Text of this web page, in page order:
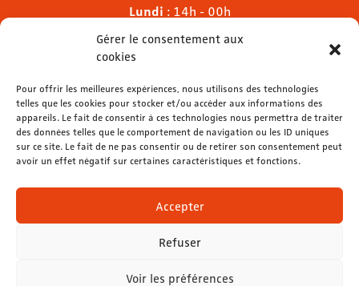
Gérer le consentement aux
cookies
Pour offrir les meilleures expériences, nous utilisons des technologies
telles que les cookies pour stocker et/ou accéder aux informations des
appareils. Le fait de consentir à ces technologies nous permettra de traiter
des données telles que le comportement de navigation ou les ID uniques
sur ce site. Le fait de ne pas consentir ou de retirer son consentement peut
avoir un effet négatif sur certaines caractéristiques et fonctions.
Accepter
Refuser
Voir les préférences
Lundi : 14h - 00h
Mardi & mercredi
Jeudi
Dimanche: 11h - 00h
04 77 32 32 01